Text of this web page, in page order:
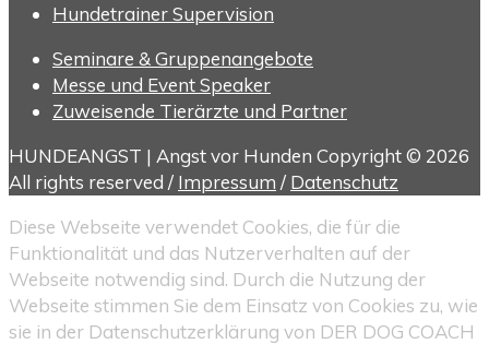
Hundetrainer Supervision
Seminare & Gruppenangebote
Messe und Event Speaker
Zuweisende Tierärzte und Partner
HUNDEANGST | Angst vor Hunden Copyright © 2026
All rights reserved / Impressum / Datenschutz
Diese Webseite verwendet Cookies, die für die
Funktionalität und das Nutzerverhalten auf der
Webseite notwendig sind. Durch die Nutzung der
Webseite stimmen Sie dem Einsatz von Cookies zu, wie
sie in der Datenschutzerklärung von DER DOG COACH